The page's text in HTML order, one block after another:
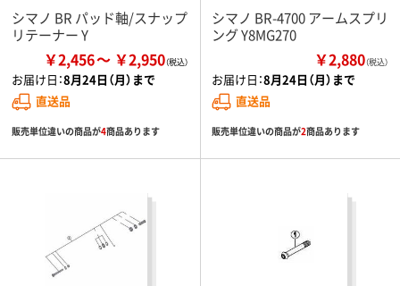
シマノ BR パッド軸/スナップ
リテーナー Y
￥2,456 ￥2,950
お届け日：8月24日（月）まで
直送品
販売単位違いの商品が4商品あります
シマノ BR-4700 アームスプリ
ング Y8MG270
￥2,880（税込）
お届け日：8月24日（月）まで
直送品
販売単位違いの商品が2商品あります